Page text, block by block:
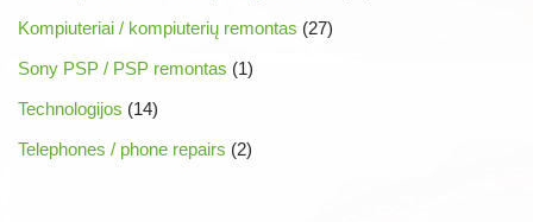
Kompiuteriai / kompiuterių remontas (27)
Sony PSP / PSP remontas (1)
Technologijos (14)
Telephones / phone repairs (2)